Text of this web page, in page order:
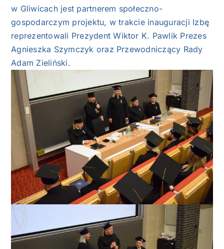
w Gliwicachjest partnerem społeczno-
gospodarczym projektu, w trakcie inauguracji Izbę
reprezentowali PrezydentWiktor K. Pawlik Prezes
Agnieszka Szymczyk oraz Przewodniczący Rady
Adam Zieliński.